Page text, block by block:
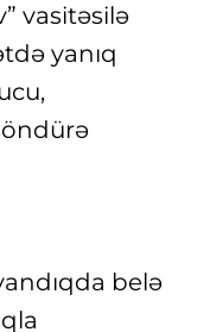
vasitəsilə
yanıq
belə